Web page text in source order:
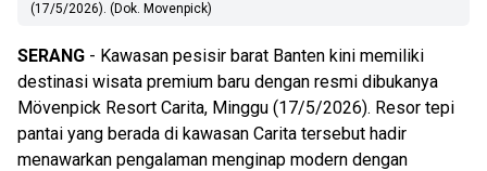
(17/5/2026). (Dok. Movenpick)
SERANG - Kawasan pesisir barat Banten kini memiliki
destinasi wisata premium baru dengan resmi dibukanya
Mövenpick Resort Carita, Minggu (17/5/2026). Resor tepi
pantai yang berada di kawasan Carita tersebut hadir
menawarkan pengalaman menginap modern dengan